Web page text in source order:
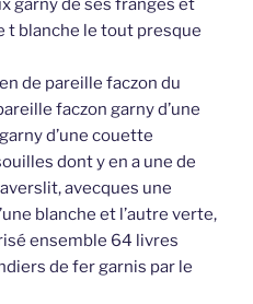
garny de ses franges et
blanche le tout presque
de pareille faczon du
faczon garny d’une
d’une couette
dont y en a une de
avecques une
blanche et l’autre verte,
ensemble 64 livres
de fer garnis par le